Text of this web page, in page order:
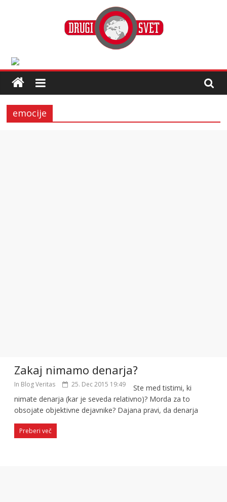
emocije
Zakaj nimamo denarja?
In Blog Veritas 25. Dec 2015 19:49
Ste med tistimi, ki
nimate denarja (kar je seveda relativno)? Morda za to
obsojate objektivne dejavnike? Dajana pravi, da denarja
Preberi več